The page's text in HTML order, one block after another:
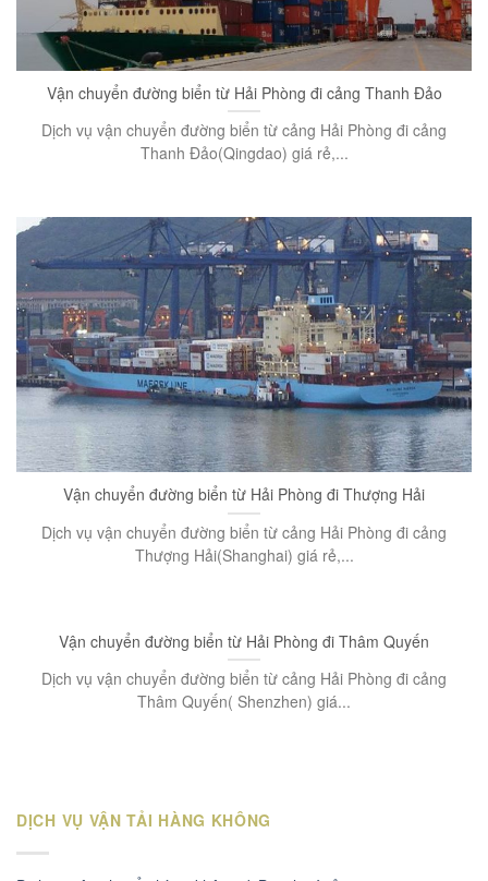
Vận chuyển đường biển từ Hải Phòng đi cảng Thanh Đảo
Dịch vụ vận chuyển đường biển từ cảng Hải Phòng đi cảng
Thanh Đảo(Qingdao) giá rẻ,...
Vận chuyển đường biển từ Hải Phòng đi Thượng Hải
Dịch vụ vận chuyển đường biển từ cảng Hải Phòng đi cảng
Thượng Hải(Shanghai) giá rẻ,...
Vận chuyển đường biển từ Hải Phòng đi Thâm Quyến
Dịch vụ vận chuyển đường biển từ cảng Hải Phòng đi cảng
Thâm Quyến( Shenzhen) giá...
DỊCH VỤ VẬN TẢI HÀNG KHÔNG